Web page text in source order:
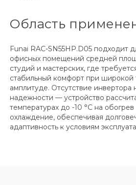
Область
Funai RAC-SN55HP.D05 подходит
офисных помещений средней
студий и мастерских, где
стабильный комфорт при широкой
амплитуде. Отсутствие инвертора
надежности — устройство
температурах до -10 °C на
охлаждение, обеспечивая
адаптивность к условиям